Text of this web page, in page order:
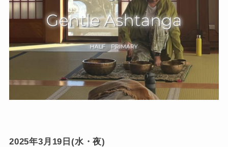
2025年3月19日(水・夜)